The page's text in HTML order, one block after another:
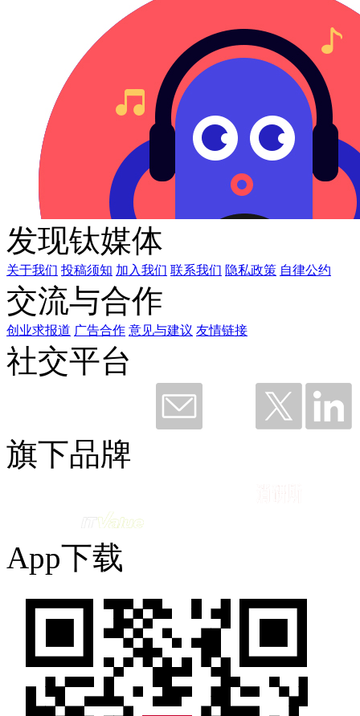
谢谢钉钉，听我说——与钉同行12载
2026-06-11 09:49
发现钛媒体
关于我们 投稿须知 加入我们 联系我们 隐私政策 自律公约
交流与合作
创业求报道 广告合作 意见与建议 友情链接
社交平台
旗下品牌
App下载